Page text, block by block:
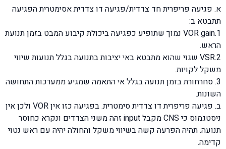
א. פגיעה פריפרית חד צדדית/פגיעה דו צדדית אסימטרית הפגיעה
תתבטא ב:
1.VOR gain נמוך שתופיע כפגיעה ביכולת קיבוע המבט בזמן תנועת
הראש.
2.VSR שגוי שהוא מתבטא באי יציבות בתנועה בגלל תנועות שיווי
משקל לקויות.
3. סחרחורת בזמן תנועה בגלל אי התאמה שמגיע ממערכות התחושה
השונות.
ב. פגיעה פריפרית דו צדדית סימטרית. בפגיעה כזו אין VOR ולכן אין
ניסטגמוס כי CNS מקבל input זהה משני הצדדים ונקרא כחוסר
תנועה. תהיה הפרעה קשה בשיווי משקל והחולה יהיה עם ראש נטוי
קדימה.